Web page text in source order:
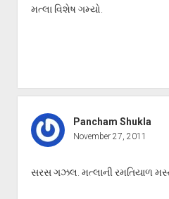
મત્લા વિશેષ ગમ્યો.
Pancham Shukla
November 27, 2011
સરસ ગઝલ. મત્લાની રમતિયાળ